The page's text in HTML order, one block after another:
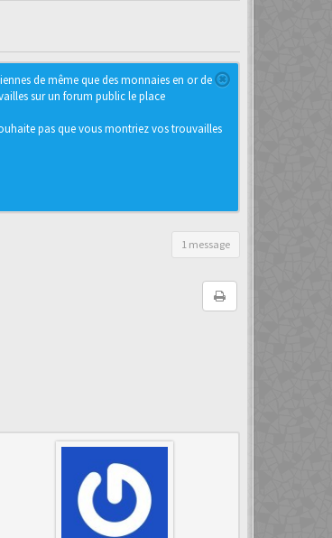
de même que des monnaies en or de
sur un forum public le place
pas que vous montriez vos trouvailles
1 message